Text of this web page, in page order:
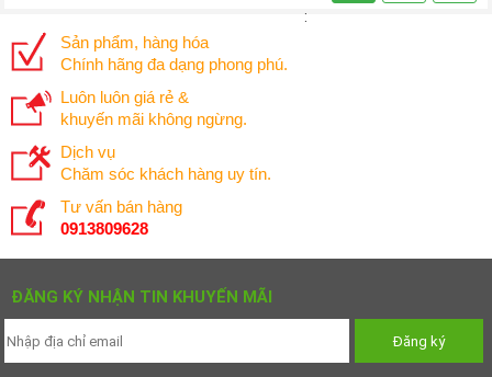
:
Sản phẩm, hàng hóa
Chính hãng đa dạng phong phú.
Luôn luôn giá rẻ &
khuyến mãi không ngừng.
Dịch vụ
Chăm sóc khách hàng uy tín.
Tư vấn bán hàng
0913809628
ĐĂNG KÝ NHẬN TIN KHUYẾN MÃI